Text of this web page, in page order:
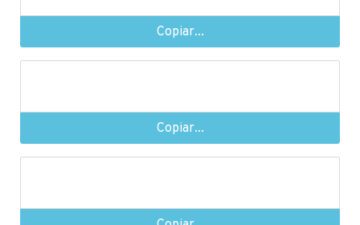
Copiar...
Copiar...